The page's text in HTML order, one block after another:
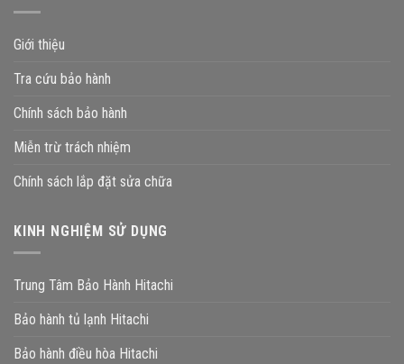
Giới thiệu
Tra cứu bảo hành
Chính sách bảo hành
Miễn trừ trách nhiệm
Chính sách lắp đặt sửa chữa
KINH NGHIỆM SỬ DỤNG
Trung Tâm Bảo Hành Hitachi
Bảo hành tủ lạnh Hitachi
Bảo hành điều hòa Hitachi